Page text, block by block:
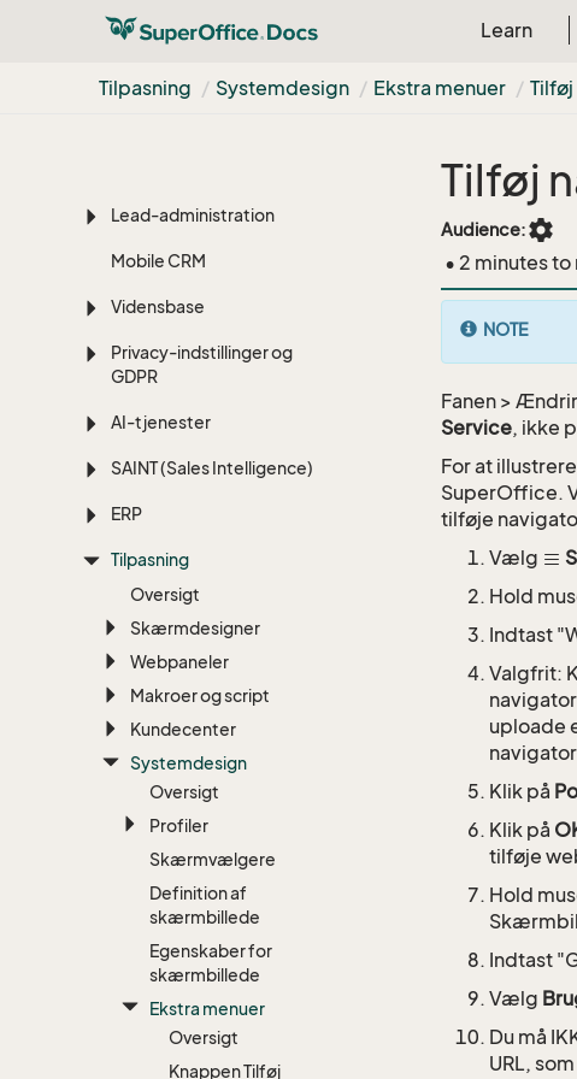
Learn
Tilpasning Systemdesign Ekstra menuer
objekter
Udvalg
Lead-administration
Mobile CRM
Vidensbase
Privacy-indstillinger og
GDPR
AI-tjenester
SAINT (Sales Intelligence)
ERP
Tilpasning
Oversigt
Skærmdesigner
Webpaneler
Makroer og script
Kundecenter
Systemdesign
Oversigt
Profiler
Skærmvælgere
Definition af
skærmbillede
Egenskaber for
skærmbillede
Ekstra menuer
Oversigt
Knappen Tilføj
Tilføj
Audience:settings
• 2 minutes to
NOTE
Fanen >
Service, ikke
For at
SuperOffice.
tilføje
Vælg
Hold
Indtast
Valgfrit:
uploade
Klik på
Klik på
tilføje
Hold
Indtast
Vælg
Du må
URL,